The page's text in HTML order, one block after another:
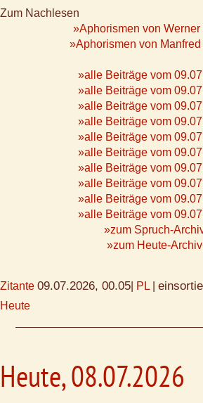
Zum Nachlesen
»Aphorismen von Werner
»Aphorismen von
»alle Beiträge vom
»alle Beiträge vom
»alle Beiträge vom
»alle Beiträge vom
»alle Beiträge vom
»alle Beiträge vom
»alle Beiträge vom
»alle Beiträge vom
»alle Beiträge vom
»alle Beiträge vom
»zum Spruch-
»zum Heute-
Zitante 09.07.2026, 00.05 PL
Heute
Heute, 08.07.2026